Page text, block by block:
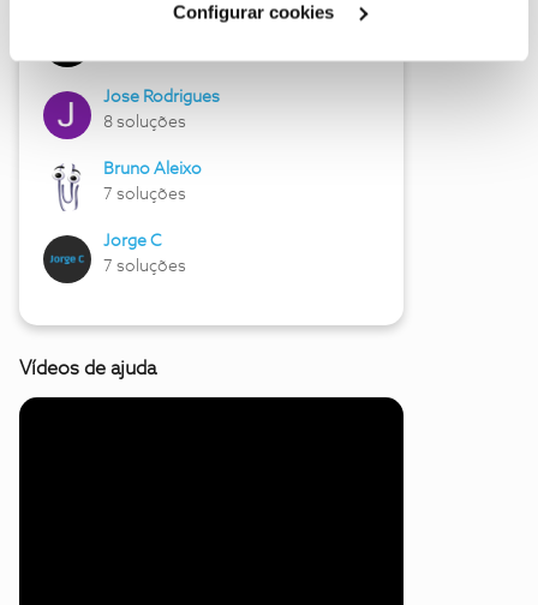
Configurar cookies
Jose Rodrigues
8 soluções
Bruno Aleixo
7 soluções
Jorge C
7 soluções
Vídeos de ajuda